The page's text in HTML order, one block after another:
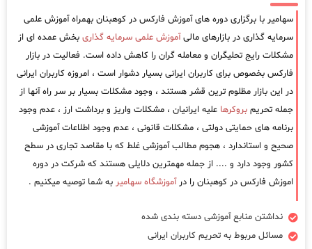
سهامیر با برگزاری دوره های آموزش فارکس در کوهبنان بهمراه آموزش علمی
سرمایه گذاری در بازارهای مالیآموزش علمی سرمایه گذاری بخش عمده ای از
مشکلات رایج تحلیگران و معامله گران را کاهش داده است. فعالیت در بازار
فارکس بخصوص برای کاربران ایرانی بسیار دشوار است ، امروزه کاربران ایرانی
در این بازار مظلوم ترین قشر هستند ، وجود مشکلات بسیار بر سر راه آنها از
جمله تحریم بروکرها علیه ایرانیان ، مشکلات واریز و برداشت ارز ، عدم وجود
برنامه های حمایتی دولتی ، مشکلات قانونی ، عدم وجود اطلاعات آموزشی
صحیح و استاندارد ، هجوم مطالب آموزشی غلط که با مقاصد تجاری در سطح
کشور وجود دارد و .... از جمله مهمترین دلایلی هستند که شرکت در دوره
اموزش فارکس در کوهبنان را درآموزشگاه سهامیر به شما توصیه میکنیم .
نداشتن منابع آموزشی دسته بندی شده
مسائل مربوط به تحریم کاربران ایرانی